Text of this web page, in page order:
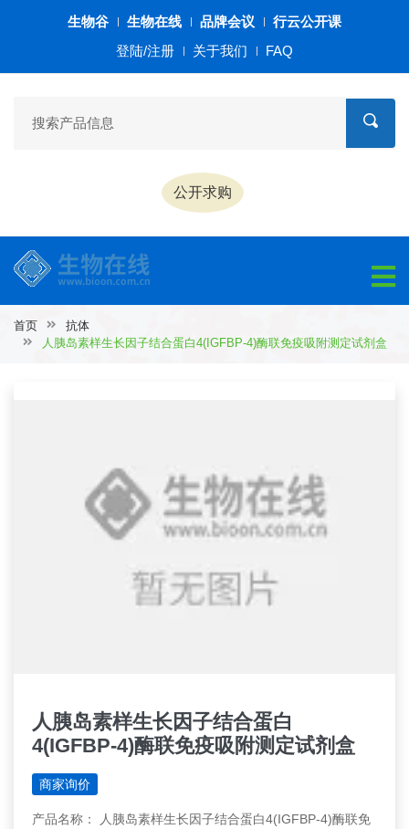
生物谷 生物在线 品牌会议
行云公开课
登陆/注册
关于我们 FAQ
公开求购
首页
抗体
人胰岛素样生长因子结合蛋白4(IGFBP-4)酶联免疫吸附测定试剂盒
人胰岛素样生长因子结合蛋白
4(IGFBP-4)酶联免疫吸附测定试剂盒
商家询价
产品名称： 人胰岛素样生长因子结合蛋白4(IGFBP-4)酶联免